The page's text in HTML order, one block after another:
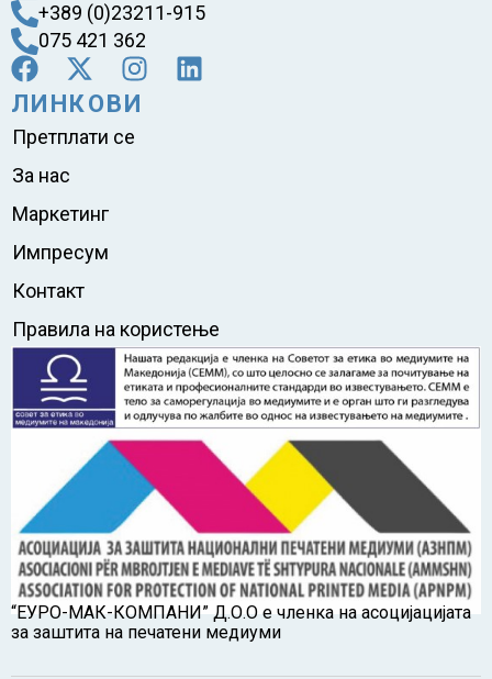
+389 (0)23211-915
075 421 362
ЛИНКОВИ
Претплати се
За нас
Маркетинг
Импресум
Контакт
Правила на користење
“ЕУРО-МАК-КОМПАНИ” Д.О.О е членка на асоцијацијата
за заштита на печатени медиуми